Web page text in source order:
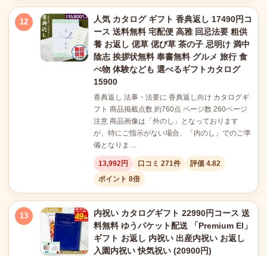
12
人気 カタログ ギフト 香典返し 17490円コ
ース 送料無料 宅配便 高雅 回忌法要 粗供
養 お返し 偲草 偲び草 茶の子 忌明け 満中
陰志 挨拶状無料 奉書無料 グルメ 旅行 食
べ物 体験なども 選べるギフトカタログ
15900
香典返し 法事・法要に 香典返し向け カタログギ
フト 商品掲載点数 約760点 ページ数 260ページ
注意 商品画像は「外のし」となっております
が、特にご指示がない場合、「内のし」でのご準
備となりま…
13,992円 口コミ 271件
評価 4.82
ポイント 8倍
13
内祝い カタログギフト 22990円コース 送
料無料 ゆうパケット配送 「Premium El」
ギフト お返し 内祝い 出産内祝い お返し
入園内祝い 快気祝い (20900円)